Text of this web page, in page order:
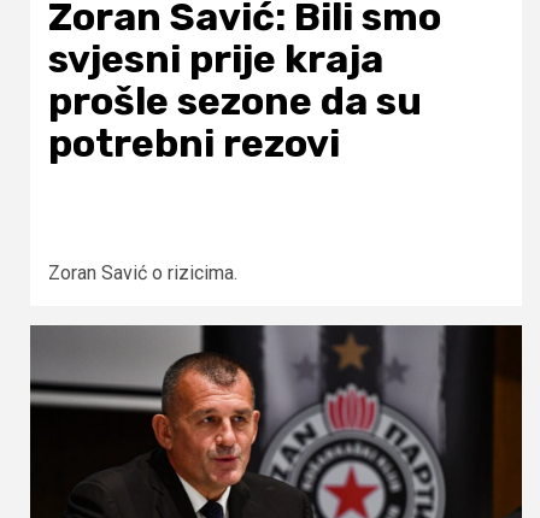
Zoran Savić: Bili smo
svjesni prije kraja
prošle sezone da su
potrebni rezovi
Zoran Savić o rizicima.